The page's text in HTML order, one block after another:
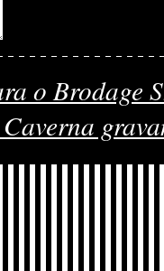
o Brodage